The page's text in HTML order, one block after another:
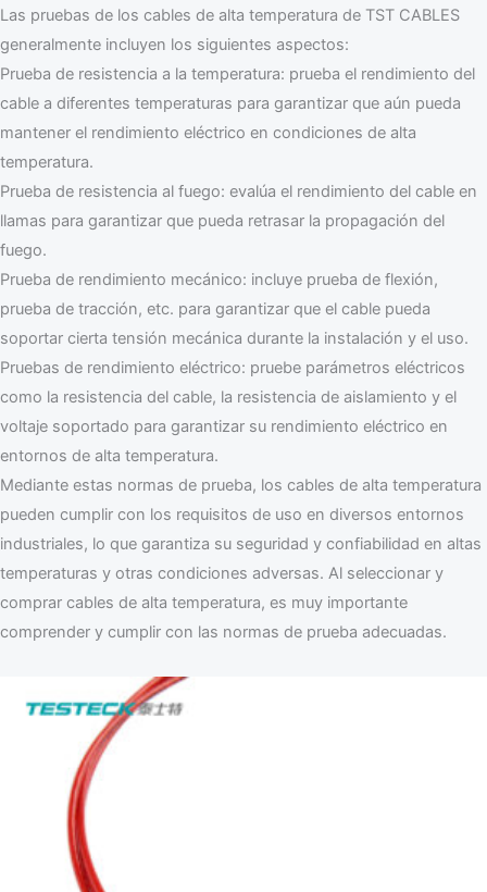
Las pruebas de los cables de alta temperatura de TST CABLES
generalmente incluyen los siguientes aspectos:
Prueba de resistencia a la temperatura: prueba el rendimiento del
cable a diferentes temperaturas para garantizar que aún pueda
mantener el rendimiento eléctrico en condiciones de alta
temperatura.
Prueba de resistencia al fuego: evalúa el rendimiento del cable en
llamas para garantizar que pueda retrasar la propagación del
fuego.
Prueba de rendimiento mecánico: incluye prueba de flexión,
prueba de tracción, etc. para garantizar que el cable pueda
soportar cierta tensión mecánica durante la instalación y el uso.
Pruebas de rendimiento eléctrico: pruebe parámetros eléctricos
como la resistencia del cable, la resistencia de aislamiento y el
voltaje soportado para garantizar su rendimiento eléctrico en
entornos de alta temperatura.
Mediante estas normas de prueba, los cables de alta temperatura
pueden cumplir con los requisitos de uso en diversos entornos
industriales, lo que garantiza su seguridad y confiabilidad en altas
temperaturas y otras condiciones adversas. Al seleccionar y
comprar cables de alta temperatura, es muy importante
comprender y cumplir con las normas de prueba adecuadas.